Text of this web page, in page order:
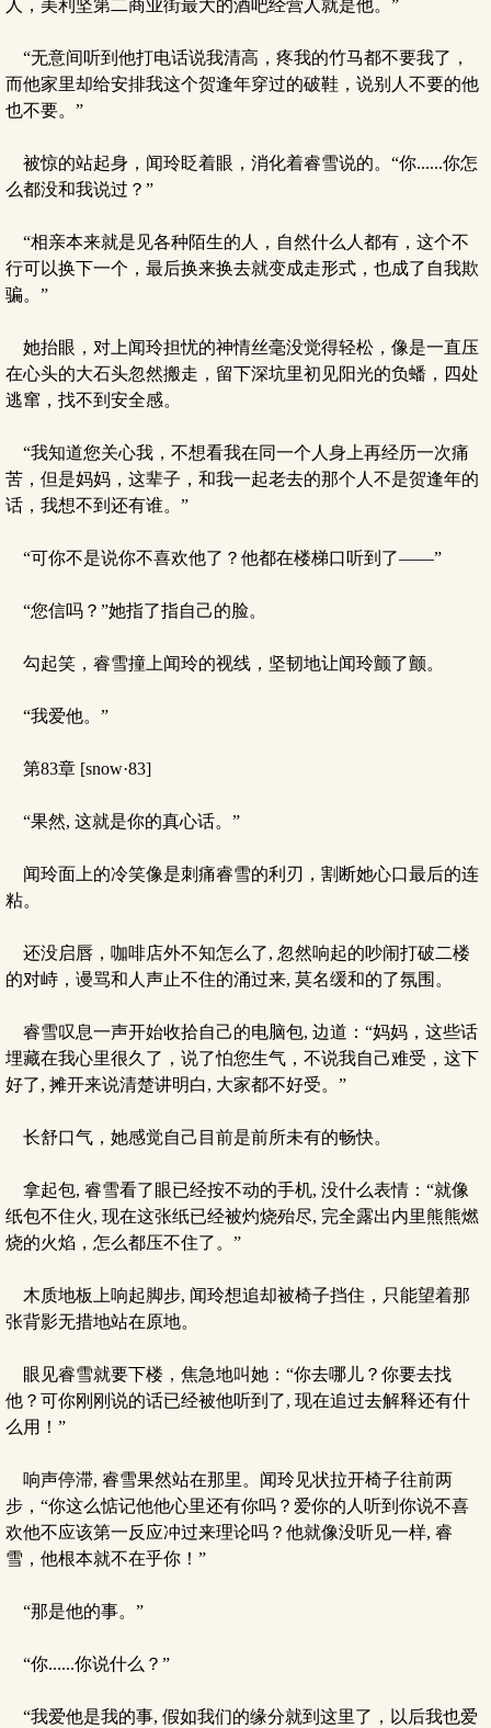
人，美利坚第二商业街最大的酒吧经营人就是他。”
“无意间听到他打电话说我清高，疼我的竹马都不要我了，
而他家里却给安排我这个贺逢年穿过的破鞋，说别人不要的他
也不要。”
被惊的站起身，闻玲眨着眼，消化着睿雪说的。“你......你怎
么都没和我说过？”
“相亲本来就是见各种陌生的人，自然什么人都有，这个不
行可以换下一个，最后换来换去就变成走形式，也成了自我欺
骗。”
她抬眼，对上闻玲担忧的神情丝毫没觉得轻松，像是一直压
在心头的大石头忽然搬走，留下深坑里初见阳光的负蟠，四处
逃窜，找不到安全感。
“我知道您关心我，不想看我在同一个人身上再经历一次痛
苦，但是妈妈，这辈子，和我一起老去的那个人不是贺逢年的
话，我想不到还有谁。”
“可你不是说你不喜欢他了？他都在楼梯口听到了——”
“您信吗？”她指了指自己的脸。
勾起笑，睿雪撞上闻玲的视线，坚韧地让闻玲颤了颤。
“我爱他。”
第83章 [snow·83]
“果然, 这就是你的真心话。”
闻玲面上的冷笑像是刺痛睿雪的利刃，割断她心口最后的连
粘。
还没启唇，咖啡店外不知怎么了, 忽然响起的吵闹打破二楼
的对峙，谩骂和人声止不住的涌过来, 莫名缓和的了氛围。
睿雪叹息一声开始收拾自己的电脑包, 边道：“妈妈，这些话
埋藏在我心里很久了，说了怕您生气，不说我自己难受，这下
好了, 摊开来说清楚讲明白, 大家都不好受。”
长舒口气，她感觉自己目前是前所未有的畅快。
拿起包, 睿雪看了眼已经按不动的手机, 没什么表情：“就像
纸包不住火, 现在这张纸已经被灼烧殆尽, 完全露出内里熊熊燃
烧的火焰，怎么都压不住了。”
木质地板上响起脚步, 闻玲想追却被椅子挡住，只能望着那
张背影无措地站在原地。
眼见睿雪就要下楼，焦急地叫她：“你去哪儿？你要去找
他？可你刚刚说的话已经被他听到了, 现在追过去解释还有什
么用！”
响声停滞, 睿雪果然站在那里。闻玲见状拉开椅子往前两
步，“你这么惦记他他心里还有你吗？爱你的人听到你说不喜
欢他不应该第一反应冲过来理论吗？他就像没听见一样, 睿
雪，他根本就不在乎你！”
“那是他的事。”
“你......你说什么？”
“我爱他是我的事, 假如我们的缘分就到这里了，以后我也爱